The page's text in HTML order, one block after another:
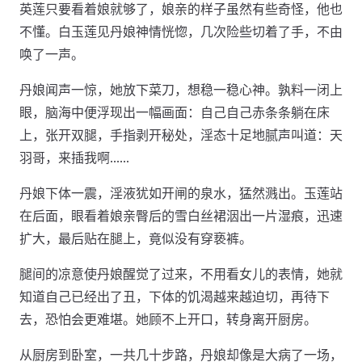
英莲只要看着娘就够了，娘亲的样子虽然有些奇怪，他也
不懂。白玉莲见丹娘神情恍惚，几次险些切着了手，不由
唤了一声。
丹娘闻声一惊，她放下菜刀，想稳一稳心神。孰料一闭上
眼，脑海中便浮现出一幅画面：自己自己赤条条躺在床
上，张开双腿，手指剥开秘处，淫态十足地腻声叫道：天
羽哥，来插我啊……
丹娘下体一震，淫液犹如开闸的泉水，猛然溅出。玉莲站
在后面，眼看着娘亲臀后的雪白丝裙洇出一片湿痕，迅速
扩大，最后贴在腿上，竟似没有穿亵裤。
腿间的凉意使丹娘醒觉了过来，不用看女儿的表情，她就
知道自己已经出了丑，下体的饥渴越来越迫切，再待下
去，恐怕会更难堪。她顾不上开口，转身离开厨房。
从厨房到卧室，一共几十步路，丹娘却像是大病了一场，